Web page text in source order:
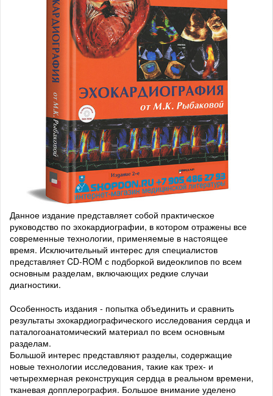
Данное издание представляет собой практическое
руководство по эхокардиографии, в котором отражены все
современные технологии, применяемые в настоящее
время. Исключительный интерес для специалистов
представляет CD-ROM с подборкой видеоклипов по всем
основным разделам, включающих редкие случаи
диагностики.
Особенность издания - попытка объединить и сравнить
результаты эхокардиографического исследования сердца и
паталогоанатомический материал по всем основным
разделам.
Большой интерес представляют разделы, содержащие
новые технологии исследования, такие как трех- и
четырехмерная реконструкция сердца в реальном времени,
тканевая допплерография. Большое внимание уделено